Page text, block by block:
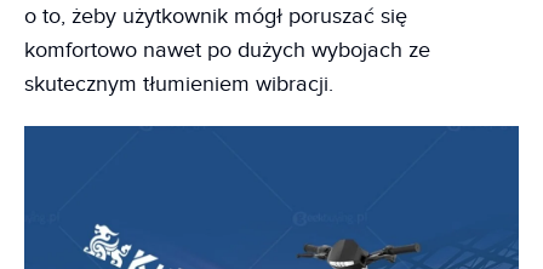
o to, żeby użytkownik mógł poruszać się
komfortowo nawet po dużych wybojach ze
skutecznym tłumieniem wibracji.